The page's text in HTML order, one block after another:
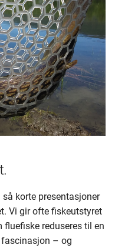
korte presentasjoner
Vi gir ofte fiskeutstyret
reduseres til en
– og